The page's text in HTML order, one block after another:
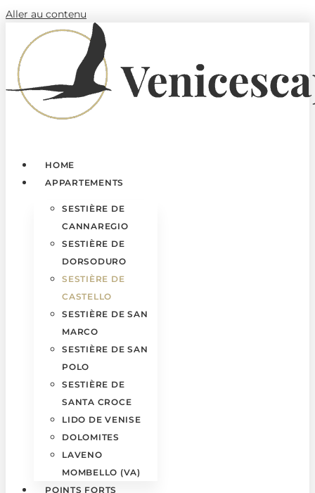
Aller au contenu
HOME
APPARTEMENTS
SESTIÈRE DE
CANNAREGIO
SESTIÈRE DE
DORSODURO
SESTIÈRE DE
CASTELLO
SESTIÈRE DE SAN
MARCO
SESTIÈRE DE SAN
POLO
SESTIÈRE DE
SANTA CROCE
LIDO DE VENISE
DOLOMITES
LAVENO
MOMBELLO (VA)
POINTS FORTS